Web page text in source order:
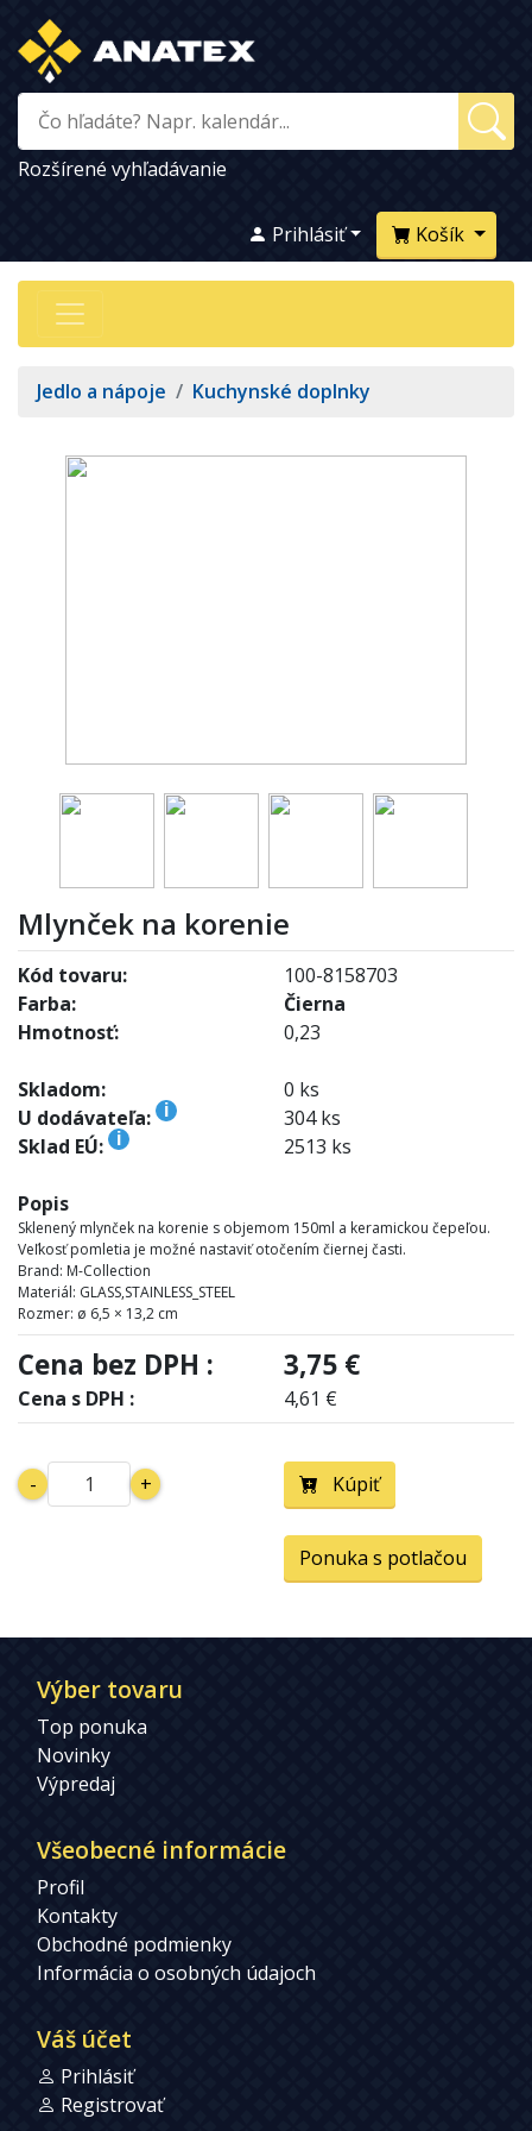
Rozšírené vyhľadávanie
Košík
Prihlásiť
Jedlo a nápoje / Kuchynské doplnky
Mlynček na korenie
Kód tovaru:
100-8158703
Farba:
Čierna
Hmotnosť:
0,23
Skladom:
0 ks
U dodávateľa:
i
304 ks
Sklad EÚ:
i 2513 ks
Popis
Sklenený mlynček na korenie s objemom 150ml a keramickou čepeľou.
Veľkosť pomletia je možné nastaviť otočením čiernej časti.
Brand: M-Collection
Materiál: GLASS,STAINLESS_STEEL
Rozmer: ø 6,5 × 13,2 cm
Cena bez DPH : 3,75 €
Cena s DPH : 4,61 €
- + Kúpiť
Ponuka s potlačou
Výber tovaru
Top ponuka
Novinky
Výpredaj
Všeobecné informácie
Profil
Kontakty
Obchodné podmienky
Informácia o osobných údajoch
Váš účet
Prihlásiť
Registrovať